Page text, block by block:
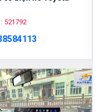
521792